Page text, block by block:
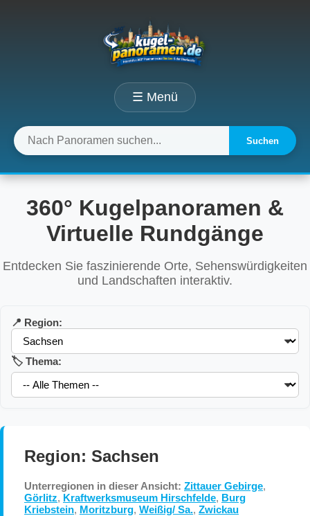
☰ Menü
Suchen
360° Kugelpanoramen &
Virtuelle Rundgänge
Entdecken Sie faszinierende Orte, Sehenswürdigkeiten
und Landschaften interaktiv.
📍 Region:
🏷️ Thema:
Region: Sachsen
Unterregionen in dieser Ansicht: Zittauer Gebirge,
Görlitz, Kraftwerksmuseum Hirschfelde, Burg
Kriebstein, Moritzburg, Weißig/ Sa., Zwickau